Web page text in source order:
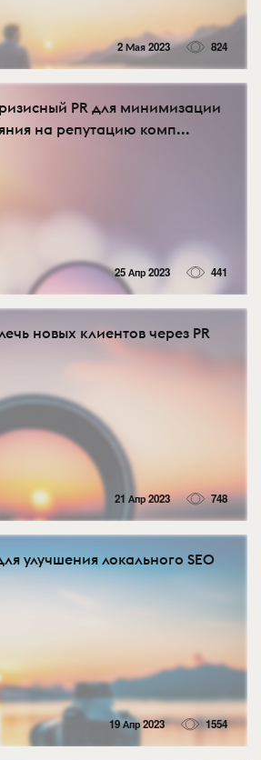
2 Мая 2023 824
PR для минимизации
на репутацию комп...
25 Апр 2023 441
новых клиентов через PR
21 Апр 2023 748
улучшения локального SEO
19 Апр 2023 1554